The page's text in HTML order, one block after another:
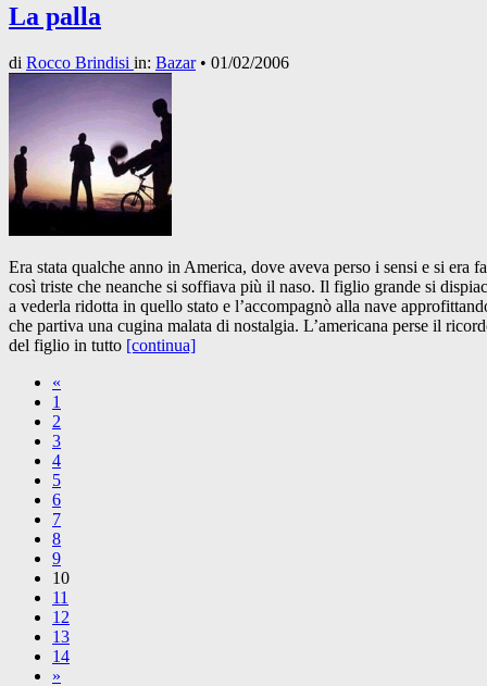
La palla
di Rocco Brindisi in: Bazar• 01/02/2006
Era stata qualche anno in America, dove aveva perso i sensi e si era
così triste che neanche si soffiava più il naso. Il figlio grande si
a vederla ridotta in quello stato e l’accompagnò alla nave
che partiva una cugina malata di nostalgia. L’americana perse il
del figlio in tutto [continua]
«
1
2
3
4
5
6
7
8
9
10
11
12
13
14
»